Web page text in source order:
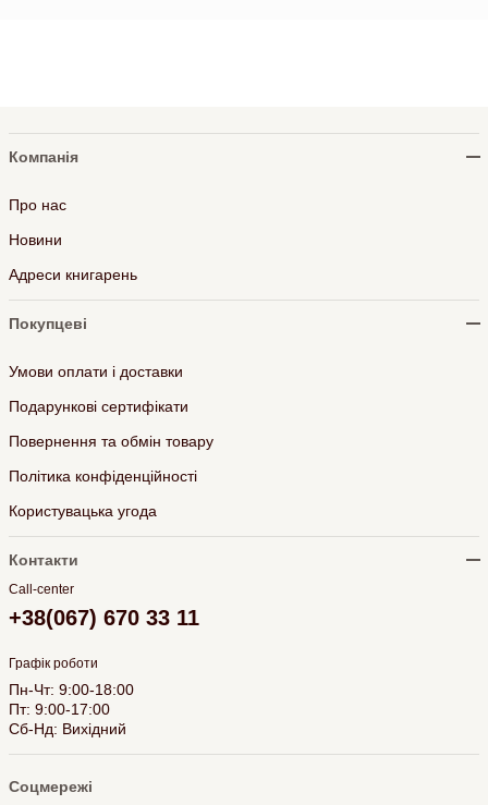
Компанія
Про нас
Новини
Адреси книгарень
Покупцеві
Умови оплати і доставки
Подарункові сертифікати
Повернення та обмін товару
Політика конфіденційності
Користувацька угода
Контакти
Call-center
+38(067) 670 33 11
Графік роботи
Пн-Чт: 9:00-18:00
Пт: 9:00-17:00
Сб-Нд: Вихідний
Соцмережі